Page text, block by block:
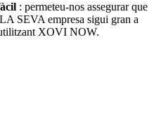
: permeteu-nos assegurar que
SEVA empresa sigui gran a
XOVI NOW.